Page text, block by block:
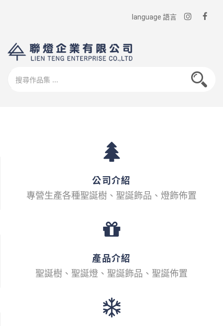
language 語言
公司介紹
專營生產各種聖誕樹、聖誕飾品、燈飾佈置
產品介紹
聖誕樹、聖誕燈、聖誕飾品、聖誕佈置